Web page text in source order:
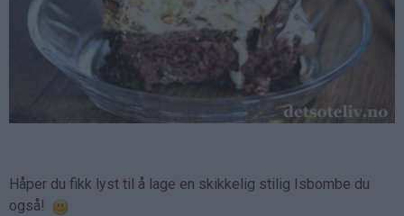
Håper du fikk lyst til å lage en skikkelig stilig Isbombe du
også!